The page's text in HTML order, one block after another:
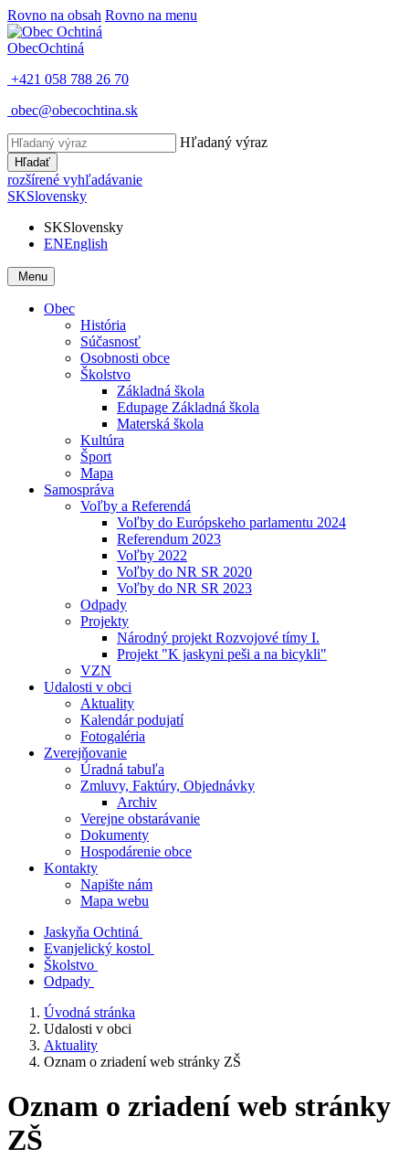
Rovno na obsah Rovno na menu
ObecOchtiná
+421 058 788 26 70
obec@obecochtina.sk
Hľadaný výraz
Hľadať
rozšírené vyhľadávanie
SKSlovensky
SKSlovensky
ENEnglish
Menu
Obec
História
Súčasnosť
Osobnosti obce
Školstvo
Základná škola
Edupage Základná škola
Materská škola
Kultúra
Šport
Mapa
Samospráva
Voľby a Referendá
Voľby do Európskeho parlamentu 2024
Referendum 2023
Voľby 2022
Voľby do NR SR 2020
Voľby do NR SR 2023
Odpady
Projekty
Národný projekt Rozvojové tímy I.
Projekt "K jaskyni peši a na bicykli"
VZN
Udalosti v obci
Aktuality
Kalendár podujatí
Fotogaléria
Zverejňovanie
Úradná tabuľa
Zmluvy, Faktúry, Objednávky
Archiv
Verejne obstarávanie
Dokumenty
Hospodárenie obce
Kontakty
Napište nám
Mapa webu
Jaskyňa Ochtiná
Evanjelický kostol
Školstvo
Odpady
Úvodná stránka
Udalosti v obci
Aktuality
Oznam o zriadení web stránky ZŠ
Oznam o zriadení web stránky
ZŠ